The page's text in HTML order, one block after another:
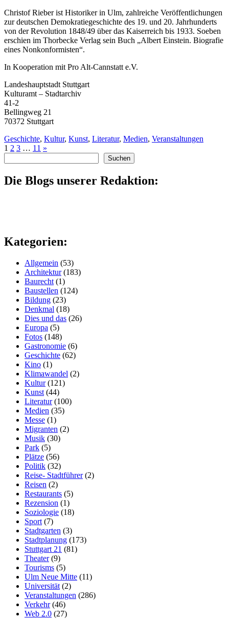
Christof Rieber ist Historiker in Ulm, zahlreiche Veröffentlichungen
zur deutschen Demokratiegeschichte des 19. und 20. Jahrhunderts
von der Revolution 1848/49 über das Kaiserreich bis 1933. Soeben
erschien im Thorbecke Verlag sein Buch „Albert Einstein. Biografie
eines Nonkonformisten“.
In Kooperation mit Pro Alt-Cannstatt e.V.
Landeshauptstadt Stuttgart
Kulturamt – Stadtarchiv
41-2
Bellingweg 21
70372 Stuttgart
Geschichte, Kultur, Kunst, Literatur, Medien, Veranstaltungen
1 2 3 … 11 »
Suchen
Die Blogs unserer Redaktion:
Kategorien:
Allgemein (53)
Architektur(183)
Baurecht(1)
Baustellen (124)
Bildung (23)
Denkmal (18)
Dies und das (26)
Europa (5)
Fotos (148)
Gastronomie (6)
Geschichte (62)
Kino (1)
Klimawandel (2)
Kultur(121)
Kunst(44)
Literatur(100)
Medien (35)
Messe (1)
Migranten (2)
Musik (30)
Park (5)
Plätze (56)
Politik (32)
Reise- Stadtführer(2)
Reisen (2)
Restaurants (5)
Rezension (1)
Soziologie (18)
Sport(7)
Stadtgarten (3)
Stadtplanung (173)
Stuttgart 21 (81)
Theater(9)
Tourisms (5)
Ulm Neue Mitte (11)
Universität(2)
Veranstaltungen (286)
Verkehr(46)
Web 2.0 (27)